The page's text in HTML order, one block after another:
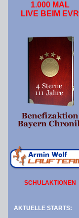
1.000 MAL
LIVE BEIM EVR
SCHULAKTIONEN
AKTUELLE STARTS: